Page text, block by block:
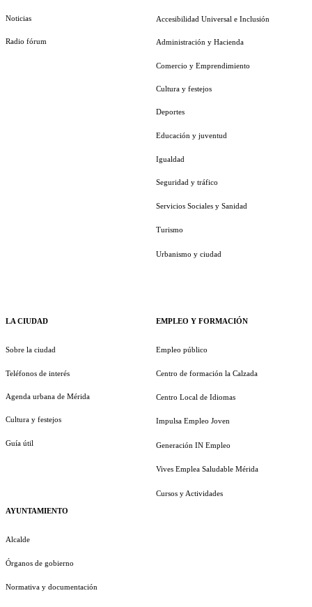
Noticias
Radio fórum
LA CIUDAD
Sobre la ciudad
Teléfonos de interés
Agenda urbana de Mérida
Cultura y festejos
Guía útil
AYUNTAMIENTO
Alcalde
Órganos de gobierno
Normativa y documentación
Accesibilidad Universal e Inclusión
Administración y Hacienda
Comercio y Emprendimiento
Cultura y festejos
Deportes
Educación y juventud
Igualdad
Seguridad y tráfico
Servicios Sociales y Sanidad
Turismo
Urbanismo y ciudad
EMPLEO Y FORMACIÓN
Empleo público
Centro de formación la Calzada
Centro Local de Idiomas
Impulsa Empleo Joven
Generación IN Empleo
Vives Emplea Saludable Mérida
Cursos y Actividades